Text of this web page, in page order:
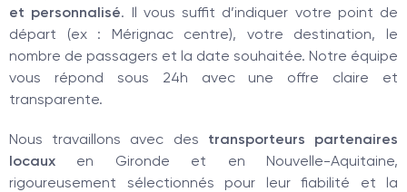
et personnalisé. Il vous suffit d’indiquer votre point de
départ (ex : Mérignac centre), votre destination, le
nombre de passagers et la date souhaitée. Notre équipe
vous répond sous 24h avec une offre claire et
transparente.
Nous travaillons avec des transporteurs partenaires
locaux en Gironde et en Nouvelle-Aquitaine,
rigoureusement sélectionnés pour leur fiabilité et la